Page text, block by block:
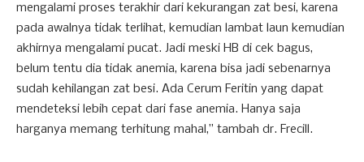
mengalami proses terakhir dari kekurangan zat besi, karena
pada awalnya tidak terlihat, kemudian lambat laun kemudian
akhirnya mengalami pucat. Jadi meski HB di cek bagus,
belum tentu dia tidak anemia, karena bisa jadi sebenarnya
sudah kehilangan zat besi. Ada Cerum Feritin yang dapat
mendeteksi lebih cepat dari fase anemia. Hanya saja
harganya memang terhitung mahal,” tambah dr. Frecill.